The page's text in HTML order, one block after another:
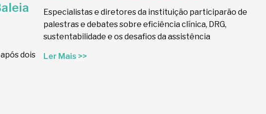
dois
Especialistas e diretores da instituição participarão de
palestras e debates sobre eficiência clínica, DRG,
sustentabilidade e os desafios da assistência
Ler Mais >>